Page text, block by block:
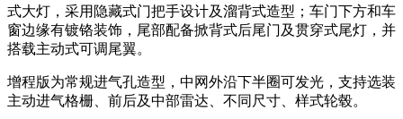
式大灯，采用隐藏式门把手设计及溜背式造型；车门下方和车
窗边缘有镀铬装饰，尾部配备掀背式后尾门及贯穿式尾灯，并
搭载主动式可调尾翼。
增程版为常规进气孔造型，中网外沿下半圈可发光，支持选装
主动进气格栅、前后及中部雷达、不同尺寸、样式轮毂。